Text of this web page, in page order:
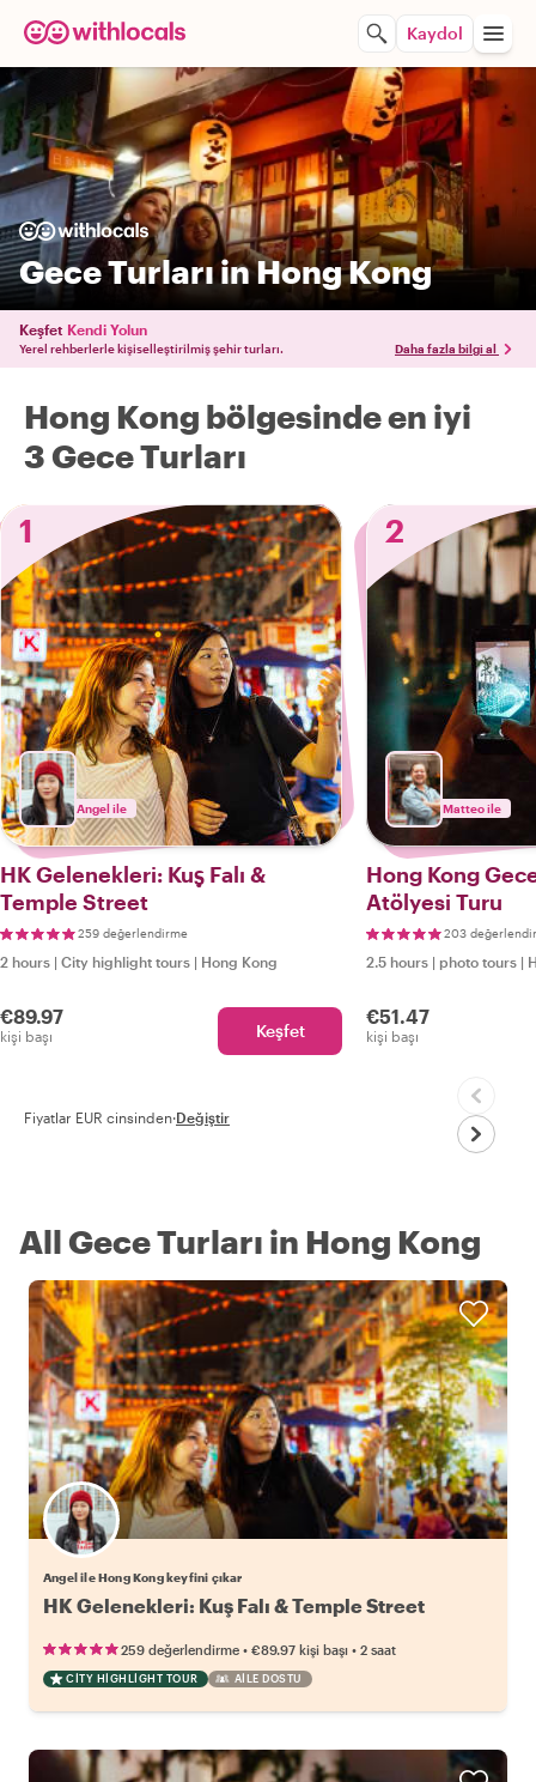
Kaydol
Gece Turları in Hong Kong
Keşfet Kendi Yolun
Yerel rehberlerle kişiselleştirilmiş şehir turları. Daha fazla bilgi al
Hong Kong bölgesinde en iyi
3 Gece Turları
1
Angel ile
HK Gelenekleri: Kuş Falı &
Temple Street
259 değerlendirme
2 hours | City highlight tours | Hong Kong
€89.97
kişi başı Keşfet
2
Matteo ile
Hong Kong
Atölyesi Turu
203
2.5 hours | photo tours |
€51.47
kişi başı
Fiyatlar EUR cinsinden·Değiştir
All Gece Turları in Hong Kong
Angel ile Hong Kong keyfini çıkar
HK Gelenekleri: Kuş Falı & Temple Street
259 değerlendirme • €89.97 kişi başı • 2 saat
CITY HIGHLIGHT TOUR AILE DOSTU